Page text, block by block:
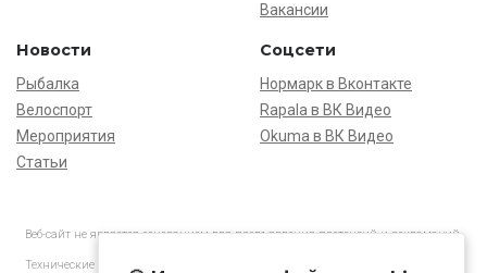
Вакансии
Новости
Рыбалка
Велоспорт
Мероприятия
Статьи
Соцсети
Нормарк в Вконтакте
Rapala в ВК Видео
Okuma в ВК Видео
Веб-сайт не является основанием для предъявления претензий и рекламаций,
Технические характеристики товаров могут отличаться от указанных на сайте.